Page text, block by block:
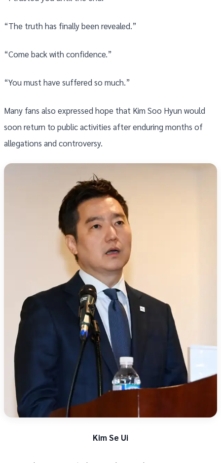
“The truth has finally been revealed.”
“Come back with confidence.”
“You must have suffered so much.”
Many fans also expressed hope that Kim Soo Hyun would
soon return to public activities after enduring months of
allegations and controversy.
Kim Se Ui